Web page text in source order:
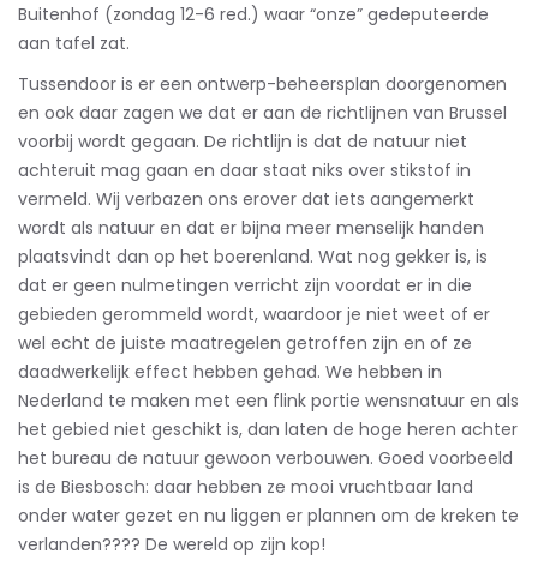
Buitenhof (zondag 12-6 red.) waar “onze” gedeputeerde
aan tafel zat.
Tussendoor is er een ontwerp-beheersplan doorgenomen
en ook daar zagen we dat er aan de richtlijnen van Brussel
voorbij wordt gegaan. De richtlijn is dat de natuur niet
achteruit mag gaan en daar staat niks over stikstof in
vermeld. Wij verbazen ons erover dat iets aangemerkt
wordt als natuur en dat er bijna meer menselijk handen
plaatsvindt dan op het boerenland. Wat nog gekker is, is
dat er geen nulmetingen verricht zijn voordat er in die
gebieden gerommeld wordt, waardoor je niet weet of er
wel echt de juiste maatregelen getroffen zijn en of ze
daadwerkelijk effect hebben gehad. We hebben in
Nederland te maken met een flink portie wensnatuur en als
het gebied niet geschikt is, dan laten de hoge heren achter
het bureau de natuur gewoon verbouwen. Goed voorbeeld
is de Biesbosch: daar hebben ze mooi vruchtbaar land
onder water gezet en nu liggen er plannen om de kreken te
verlanden???? De wereld op zijn kop!